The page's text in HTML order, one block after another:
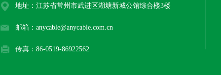
地址：江苏省常州市武进区湖塘新城公馆综合楼3楼
邮箱：anycable@anycable.com.cn
传真：86-0519-86922562